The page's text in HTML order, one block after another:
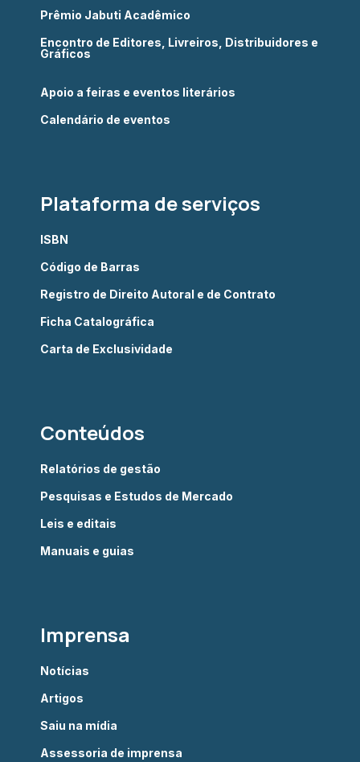
Prêmio Jabuti Acadêmico
Encontro de Editores, Livreiros, Distribuidores e
Gráficos
Apoio a feiras e eventos literários
Calendário de eventos
Plataforma de serviços
ISBN
Código de Barras
Registro de Direito Autoral e de Contrato
Ficha Catalográfica
Carta de Exclusividade
Conteúdos
Relatórios de gestão
Pesquisas e Estudos de Mercado
Leis e editais
Manuais e guias
Imprensa
Notícias
Artigos
Saiu na mídia
Assessoria de imprensa